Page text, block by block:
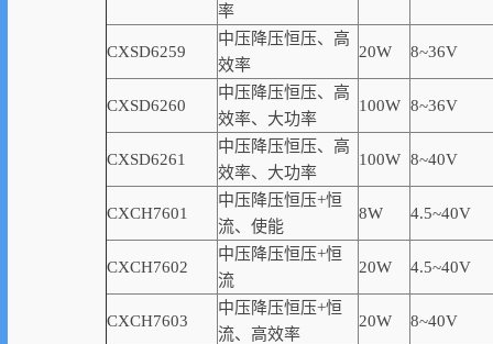
率
CXSD6259
中压降压恒压、高
效率
20W 8~36V
CXSD6260
中压降压恒压、高
效率、大功率
100W 8~36V
CXSD6261
中压降压恒压、高
效率、大功率
100W 8~40V
CXCH7601
中压降压恒压+恒
流、使能
8W 4.5~40V
CXCH7602
中压降压恒压+恒
流
20W 4.5~40V
CXCH7603
中压降压恒压+恒
流、高效率
20W 8~40V